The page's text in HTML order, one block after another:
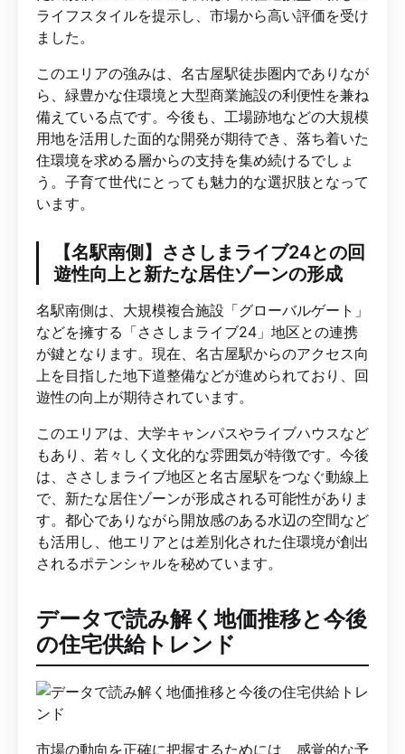
ライフスタイルを提示し、市場から高い評価を受け
ました。
このエリアの強みは、名古屋駅徒歩圏内でありなが
ら、緑豊かな住環境と大型商業施設の利便性を兼ね
備えている点です。今後も、工場跡地などの大規模
用地を活用した面的な開発が期待でき、落ち着いた
住環境を求める層からの支持を集め続けるでしょ
う。子育て世代にとっても魅力的な選択肢となって
います。
【名駅南側】ささしまライブ24との回
遊性向上と新たな居住ゾーンの形成
名駅南側は、大規模複合施設「グローバルゲート」
などを擁する「ささしまライブ24」地区との連携
が鍵となります。現在、名古屋駅からのアクセス向
上を目指した地下道整備などが進められており、回
遊性の向上が期待されています。
このエリアは、大学キャンパスやライブハウスなど
もあり、若々しく文化的な雰囲気が特徴です。今後
は、ささしまライブ地区と名古屋駅をつなぐ動線上
で、新たな居住ゾーンが形成される可能性がありま
す。都心でありながら開放感のある水辺の空間など
も活用し、他エリアとは差別化された住環境が創出
されるポテンシャルを秘めています。
データで読み解く地価推移と今後
の住宅供給トレンド
市場の動向を正確に把握するためには、感覚的な予